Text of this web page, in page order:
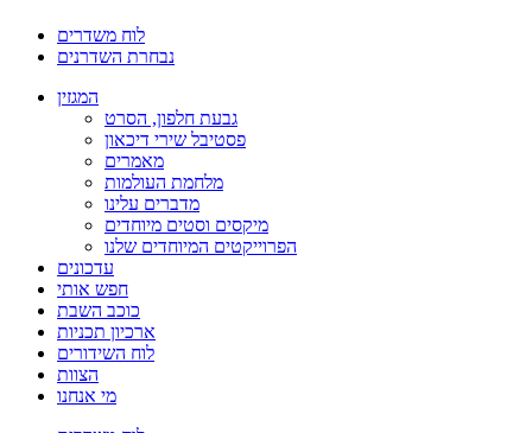
לוח משדרים
נבחרת השדרנים
המגזין
גבעת חלפון, הסרט
פסטיבל שירי דיכאון
מאמרים
מלחמת העולמות
מדברים עלינו
מיקסים וסטים מיוחדים
הפרוייקטים המיוחדים שלנו
עדכונים
חפש אותי
כוכב השבת
ארכיון תכניות
לוח השידורים
הצוות
מי אנחנו